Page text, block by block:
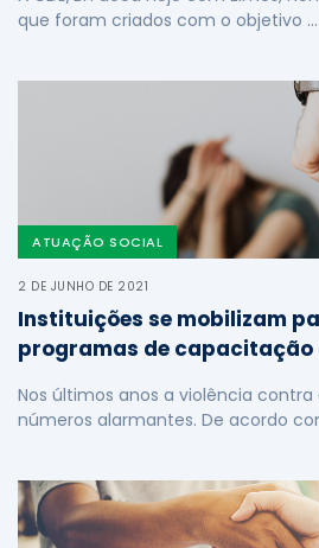
que foram criados com o objetivo …
ATUAÇÃO SOCIAL
2 DE JUNHO DE 2021
Instituições se mobilizam
programas de capacitação
Nos últimos anos a violência
números alarmantes. De acordo